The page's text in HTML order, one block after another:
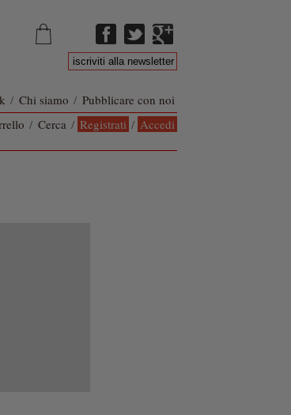
/ Chi siamo / Pubblicare con noi
/ Cerca / Registrati / Accedi